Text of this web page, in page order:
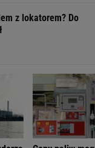
z lokatorem? Do